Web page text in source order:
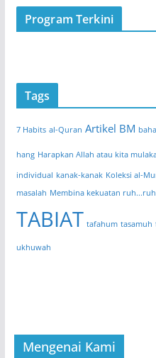
Program Terkini
Tags
7 Habits al-Quran Artikel BM
hang Harapkan Allah atau kita
individual kanak-kanak Koleksi al-
masalah Membina kekuatan ruh...ruh
TABIAT tafahum tasamuh
ukhuwah
Mengenai Kami